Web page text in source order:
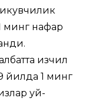
минг нафар
изчил
йилда 1 минг
уй-